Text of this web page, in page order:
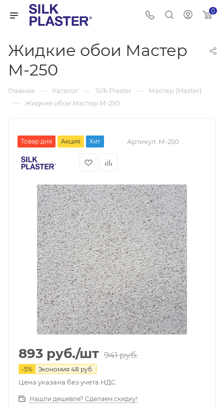
0
Жидкие обои Мастер
М-250
Главная — Каталог — Silk Plaster — Мастер (Master)
— Жидкие обои Мастер М-250
Товар дня Акция Хит Артикул: М-250
893 руб./шт 941руб.
-5% Экономия 48 руб.
Цена указана без учета НДС
Нашли дешевле? Сделаем скидку!